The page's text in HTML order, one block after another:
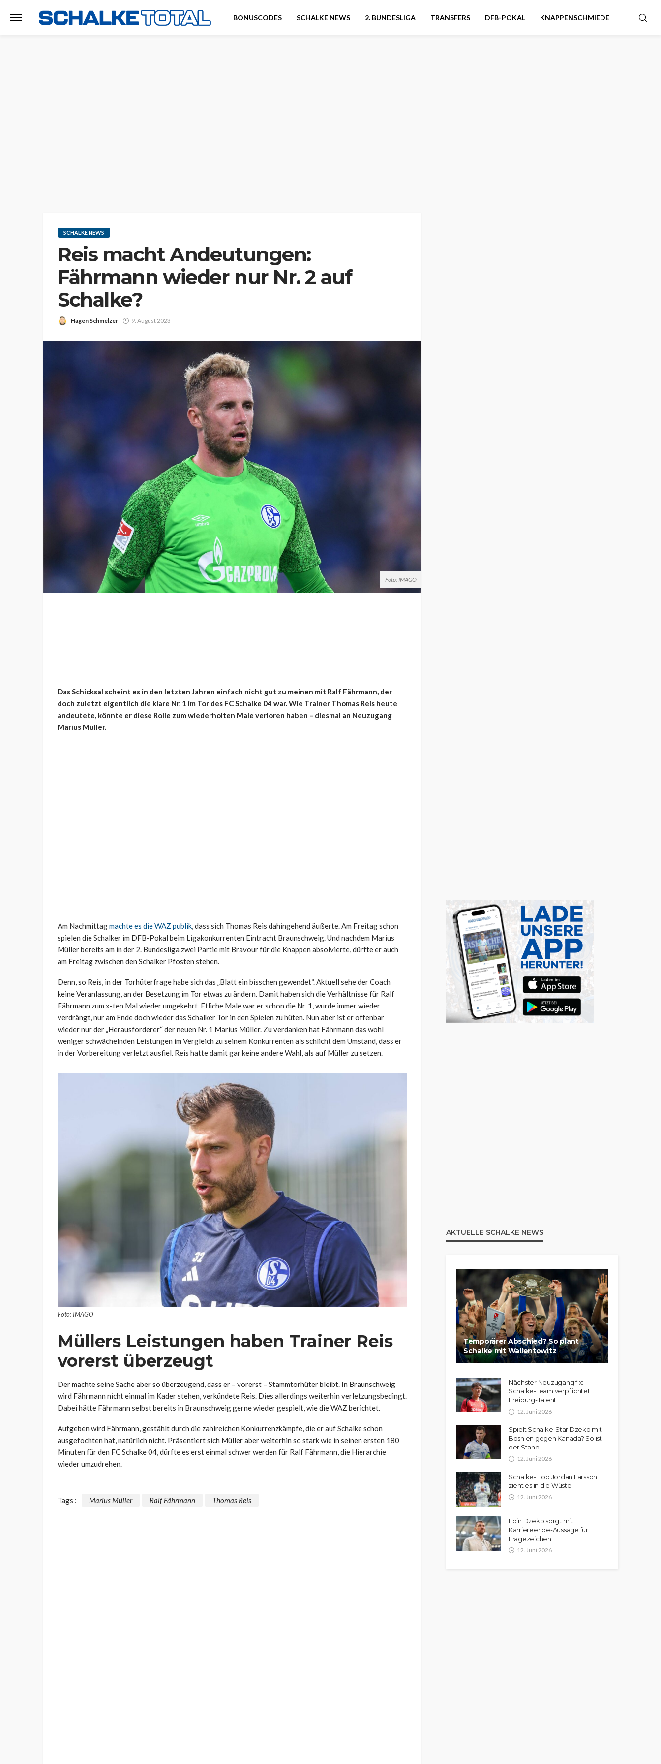
BONUSCODES SCHALKE NEWS 2. BUNDESLIGA TRANSFERS DFB-POKAL KNAPPENSCHMIEDE
SCHALKE NEWS
Reis macht Andeutungen:
Fährmann wieder nur Nr. 2 auf
Schalke?
Hagen Schmelzer 9. August 2023
Foto: IMAGO
Das Schicksal scheint es in den letzten Jahren einfach nicht gut zu meinen mit Ralf Fährmann, der
doch zuletzt eigentlich die klare Nr. 1 im Tor des FC Schalke 04 war. Wie Trainer Thomas Reis heute
andeutete, könnte er diese Rolle zum wiederholten Male verloren haben – diesmal an Neuzugang
Marius Müller.
Am Nachmittagmachte es die WAZ publik, dass sich Thomas Reis dahingehend äußerte. Am Freitag schon
spielen die Schalker im DFB-Pokal beim Ligakonkurrenten Eintracht Braunschweig. Und nachdem Marius
Müller bereits am in der 2. Bundesliga zwei Partie mit Bravour für die Knappen absolvierte, dürfte er auch
am Freitag zwischen den Schalker Pfosten stehen.
Denn, so Reis, in der Torhüterfrage habe sich das „Blatt ein bisschen gewendet“. Aktuell sehe der Coach
keine Veranlassung, an der Besetzung im Tor etwas zu ändern. Damit haben sich die Verhältnisse für Ralf
Fährmann zum x-ten Mal wieder umgekehrt. Etliche Male war er schon die Nr. 1, wurde immer wieder
verdrängt, nur am Ende doch wieder das Schalker Tor in den Spielen zu hüten. Nun aber ist er offenbar
wieder nur der „Herausforderer“ der neuen Nr. 1 Marius Müller. Zu verdanken hat Fährmann das wohl
weniger schwächelnden Leistungen im Vergleich zu seinem Konkurrenten als schlicht dem Umstand, dass er
in der Vorbereitung verletzt ausfiel. Reis hatte damit gar keine andere Wahl, als auf Müller zu setzen.
Foto: IMAGO
Müllers Leistungen haben Trainer Reis
vorerst überzeugt
Der machte seine Sache aber so überzeugend, dass er – vorerst – Stammtorhüter bleibt. In Braunschweig
wird Fährmann nicht einmal im Kader stehen, verkündete Reis. Dies allerdings weiterhin verletzungsbedingt.
Dabei hätte Fährmann selbst bereits in Braunschweig gerne wieder gespielt, wie die WAZ berichtet.
Aufgeben wird Fährmann, gestählt durch die zahlreichen Konkurrenzkämpfe, die er auf Schalke schon
ausgefochten hat, natürlich nicht. Präsentiert sich Müller aber weiterhin so stark wie in seinen ersten 180
Minuten für den FC Schalke 04, dürfte es erst einmal schwer werden für Ralf Fährmann, die Hierarchie
wieder umzudrehen.
Tags : Marius Müller Ralf Fährmann Thomas Reis
AKTUELLE SCHALKE NEWS
Temporärer Abschied? So plant
Schalke mit Wallentowitz
Nächster Neuzugang fix:
Schalke-Team verpflichtet
Freiburg-Talent
12. Juni 2026
Spielt Schalke-Star Dzeko mit
Bosnien gegen Kanada? So ist
der Stand
12. Juni 2026
Schalke-Flop Jordan Larsson
zieht es in die Wüste
12. Juni 2026
Edin Dzeko sorgt mit
Karriereende-Aussage für
Fragezeichen
12. Juni 2026